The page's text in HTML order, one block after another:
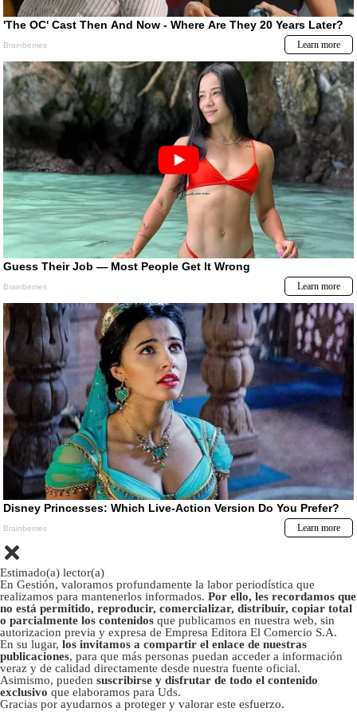
Estimado(a) lector(a)
En Gestión, valoramos profundamente la labor periodística que
realizamos para mantenerlos informados. Por ello, les recordamos que
no está permitido, reproducir, comercializar, distribuir, copiar total
o parcialmente los contenidos que publicamos en nuestra web, sin
autorizacion previa y expresa de Empresa Editora El Comercio S.A.
En su lugar, los invitamos a compartir el enlace de nuestras
publicaciones, para que más personas puedan acceder a información
veraz y de calidad directamente desde nuestra fuente oficial.
Asimismo, pueden suscribirse y disfrutar de todo el contenido
exclusivo que elaboramos para Uds.
Gracias por ayudarnos a proteger y valorar este esfuerzo.